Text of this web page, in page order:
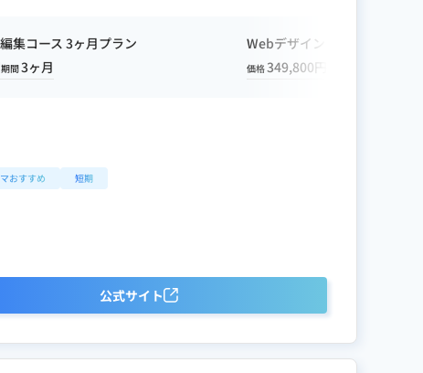
集コース 3ヶ月プラン
期間3ヶ月
Webデザインコース 3ヶ月プ
価格349,800円
おすすめ 短期
公式サイト